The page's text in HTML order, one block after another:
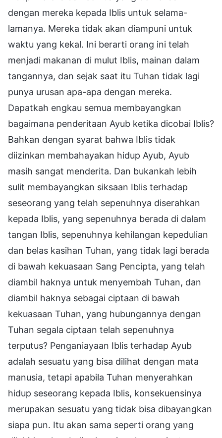
dengan mereka kepada Iblis untuk selama-
lamanya. Mereka tidak akan diampuni untuk
waktu yang kekal. Ini berarti orang ini telah
menjadi makanan di mulut Iblis, mainan dalam
tangannya, dan sejak saat itu Tuhan tidak lagi
punya urusan apa-apa dengan mereka.
Dapatkah engkau semua membayangkan
bagaimana penderitaan Ayub ketika dicobai Iblis?
Bahkan dengan syarat bahwa Iblis tidak
diizinkan membahayakan hidup Ayub, Ayub
masih sangat menderita. Dan bukankah lebih
sulit membayangkan siksaan Iblis terhadap
seseorang yang telah sepenuhnya diserahkan
kepada Iblis, yang sepenuhnya berada di dalam
tangan Iblis, sepenuhnya kehilangan kepedulian
dan belas kasihan Tuhan, yang tidak lagi berada
di bawah kekuasaan Sang Pencipta, yang telah
diambil haknya untuk menyembah Tuhan, dan
diambil haknya sebagai ciptaan di bawah
kekuasaan Tuhan, yang hubungannya dengan
Tuhan segala ciptaan telah sepenuhnya
terputus? Penganiayaan Iblis terhadap Ayub
adalah sesuatu yang bisa dilihat dengan mata
manusia, tetapi apabila Tuhan menyerahkan
hidup seseorang kepada Iblis, konsekuensinya
merupakan sesuatu yang tidak bisa dibayangkan
siapa pun. Itu akan sama seperti orang yang